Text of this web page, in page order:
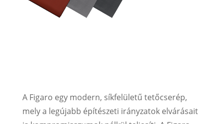
A Figaro egy modern, síkfelületű tetőcserép,
mely a legújabb építészeti irányzatok elvárásait